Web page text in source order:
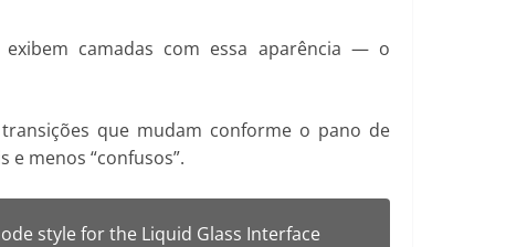
camadas com essa aparência — o
que mudam conforme o pano de
menos “confusos”.
style for the Liquid Glass Interface